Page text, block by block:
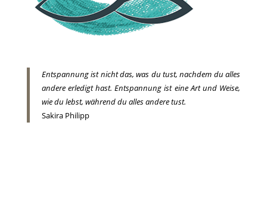
Entspannung ist nicht das, was du tust, nachdem du alles
andere erledigt hast. Entspannung ist eine Art und Weise,
wie du lebst, während du alles andere tust.
Sakira Philipp